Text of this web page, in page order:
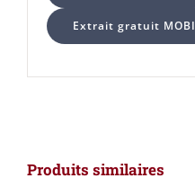
Extrait gratuit MOBI
Produits similaires